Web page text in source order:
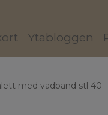
Ytabloggen
med vadband stl 40